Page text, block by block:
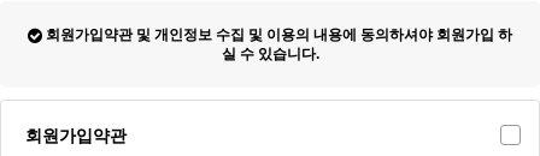
회원가입약관 및 개인정보 수집 및 이용의 내용에 동의하셔야 회원가입 하
실 수 있습니다.
회원가입약관